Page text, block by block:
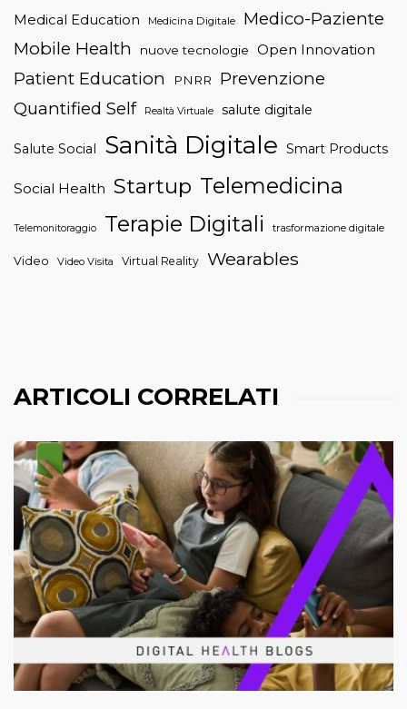
Medical Education Medicina Digitale
Medico-Paziente
Mobile Health
nuove tecnologie Open Innovation
Patient Education PNRR
Prevenzione
Quantified Self
Realtà Virtuale salute digitale
Salute Social Sanità Digitale Smart Products
Social Health Startup Telemedicina
Telemonitoraggio Terapie Digitali trasformazione digitale
Video Video Visita Virtual Reality Wearables
ARTICOLI CORRELATI